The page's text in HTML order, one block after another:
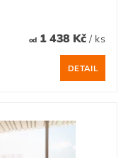
od1 438 Kč / ks
DETAIL